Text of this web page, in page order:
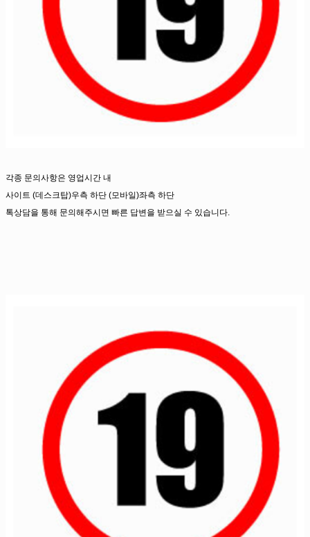
각종 문의사항은 영업시간 내
사이트 (데스크탑)우측 하단 (모바일)좌측 하단
톡상담을 통해 문의해주시면 빠른 답변을 받으실 수 있습니다.